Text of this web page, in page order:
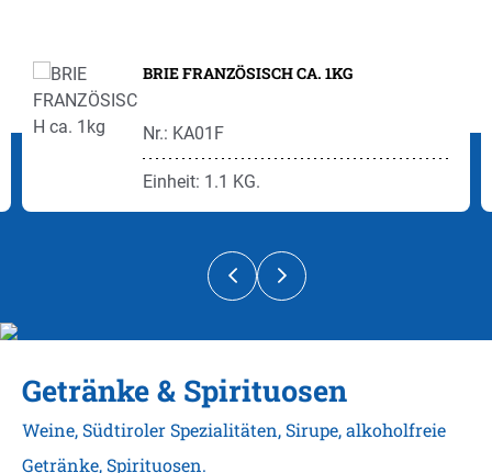
BRIE FRANZÖSISCH CA. 1KG
Nr.: KA01F
Einheit: 1.1 KG.
Getränke & Spirituosen
Weine, Südtiroler Spezialitäten, Sirupe, alkoholfreie
Getränke, Spirituosen.